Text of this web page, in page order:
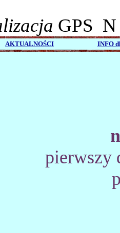
GPS
AKTUALNOŚCI INFO
pierwszy